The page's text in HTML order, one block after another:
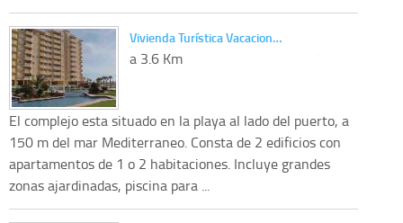
Vivienda Turística Vacacion…
a 3.6 Km
El complejo esta situado en la playa al lado del puerto, a
150 m del mar Mediterraneo. Consta de 2 edificios con
apartamentos de 1 o 2 habitaciones. Incluye grandes
zonas ajardinadas, piscina para ...